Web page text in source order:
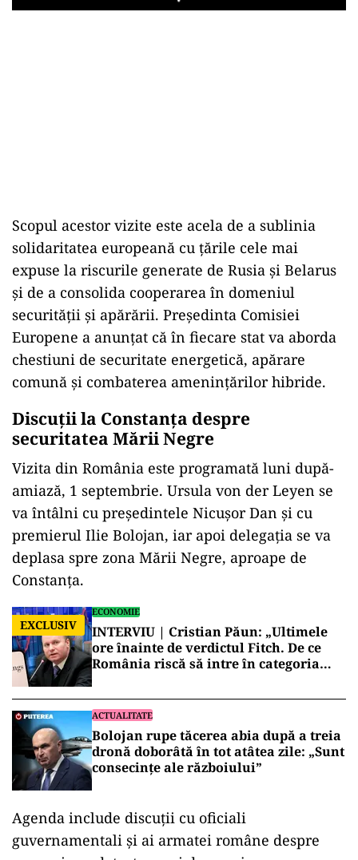
Play
Scopul acestor vizite este acela de a sublinia
solidaritatea europeană cu țările cele mai
expuse la riscurile generate de Rusia și Belarus
și de a consolida cooperarea în domeniul
securității și apărării. Președinta Comisiei
Europene a anunțat că în fiecare stat va aborda
chestiuni de securitate energetică, apărare
comună și combaterea amenințărilor hibride.
Discuții la Constanța despre
securitatea Mării Negre
Vizita din România este programată luni după-
amiază, 1 septembrie. Ursula von der Leyen se
va întâlni cu președintele Nicușor Dan și cu
premierul Ilie Bolojan, iar apoi delegația se va
deplasa spre zona Mării Negre, aproape de
Constanța.
EXCLUSIV
ECONOMIE
INTERVIU | Cristian Păun: „Ultimele
ore înainte de verdictul Fitch. De ce
România riscă să intre în categoria
ACTUALITATE
Bolojan rupe tăcerea abia după a treia
dronă doborâtă în tot atâtea zile: „Sunt
consecințe ale războiului”
Agenda include discuții cu oficiali
guvernamentali și ai armatei române despre